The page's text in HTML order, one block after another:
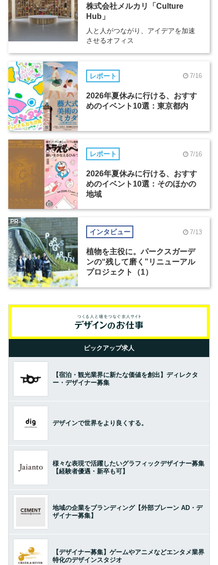
株式会社メルカリ「Culture
Hub」
人と人がつながり、アイデアを加速
させるオフィス
レポート 7/16
2026年夏休みに行ける、おすす
めのイベント10選：東京都内
レポート 7/16
2026年夏休みに行ける、おすす
めのイベント10選：そのほかの
地域
インタビュー 7/13
植物を主役に。パークスガーデ
ンの“残して磨く”リニューアル
プロジェクト（1）
PR
ピックアップ求人
【宿泊・観光業界に新たな価値を創出】ディレクタ
ー・デザイナー募集
デザインで世界をより良くする。
様々な表現で活躍したいグラフィックデザイナー募集
【経験者優遇・新卒も可】
地域の企業をブランディング【外部ブレーン AD・デ
ザイナー募集】
【デザイナー募集】ゲームやアニメなどエンタメ業界
特化のデザインスタジオ